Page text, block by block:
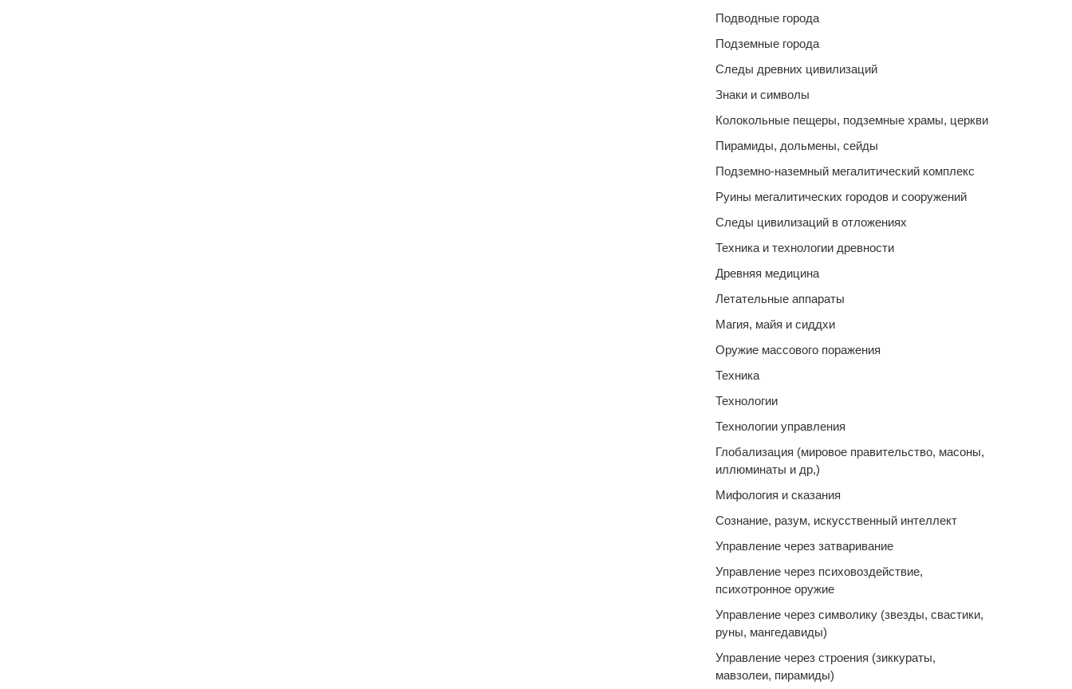
Подводные города
Подземные города
Следы древних цивилизаций
Знаки и символы
Колокольные пещеры, подземные храмы, церкви
Пирамиды, дольмены, сейды
Подземно-наземный мегалитический комплекс
Руины мегалитических городов и сооружений
Следы цивилизаций в отложениях
Техника и технологии древности
Древняя медицина
Летательные аппараты
Магия, майя и сиддхи
Оружие массового поражения
Техника
Технологии
Технологии управления
Глобализация (мировое правительство, масоны,
иллюминаты и др,)
Мифология и сказания
Сознание, разум, искусственный интеллект
Управление через затваривание
Управление через психовоздействие,
психотронное оружие
Управление через символику (звезды, свастики,
руны, мангедавиды)
Управление через строения (зиккураты,
мавзолеи, пирамиды)